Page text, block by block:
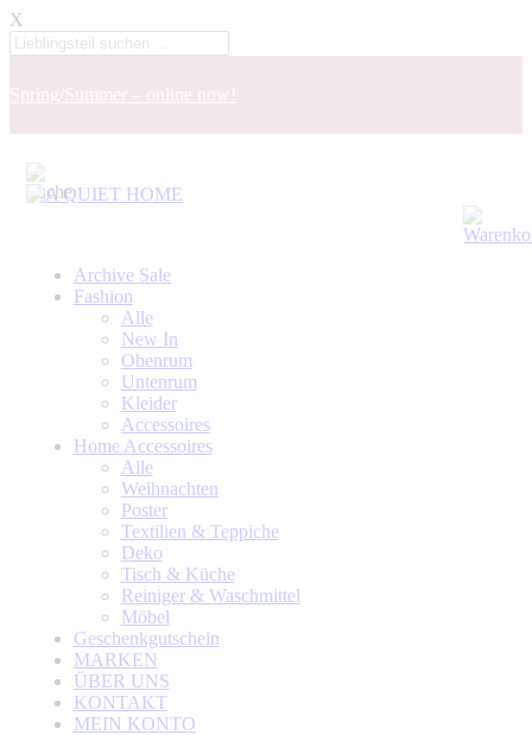
X
Archive Sale
Fashion
Alle
New In
Obenrum
Untenrum
Kleider
Accessoires
Home Accessoires
Alle
Weihnachten
Poster
Textilien & Teppiche
Deko
Tisch & Küche
Reiniger & Waschmittel
Möbel
Geschenkgutschein
MARKEN
ÜBER UNS
KONTAKT
MEIN KONTO